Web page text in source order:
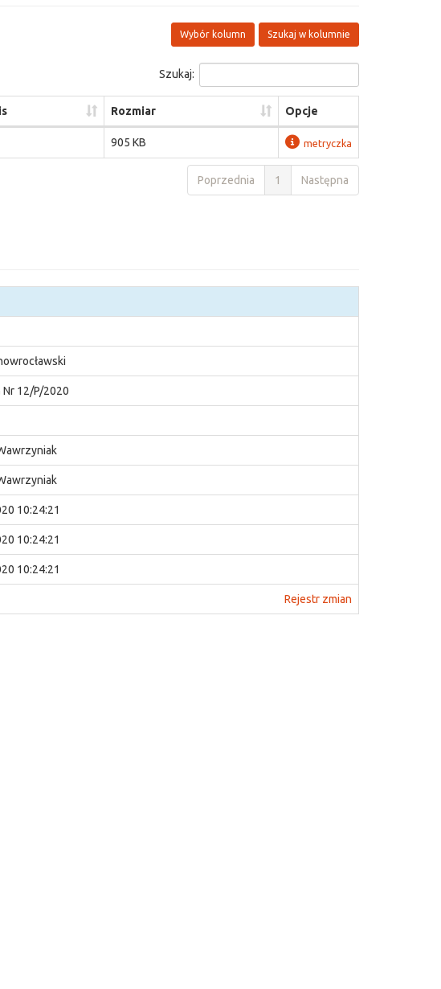
Szukaj w kolumnie
Wybór kolumn
Szukaj:
Rozmiar Opcje
905 KB metryczka
Poprzednia 1 Następna
Nr 12/P/2020
10:24:21
10:24:21
10:24:21
Rejestr zmian